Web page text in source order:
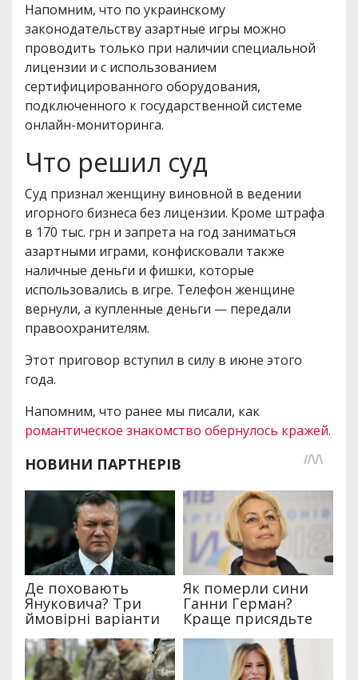
Напомним, что по украинскому
законодательству азартные игры можно
проводить только при наличии специальной
лицензии и с использованием
сертифицированного оборудования,
подключенного к государственной системе
онлайн-мониторинга.
Что решил суд
Суд признал женщину виновной в ведении
игорного бизнеса без лицензии. Кроме штрафа
в 170 тыс. грн и запрета на год заниматься
азартными играми, конфисковали также
наличные деньги и фишки, которые
использовались в игре. Телефон женщине
вернули, а купленные деньги — передали
правоохранителям.
Этот приговор вступил в силу в июне этого
года.
Напомним, что ранее мы писали, как
романтическое знакомство обернулось кражей.